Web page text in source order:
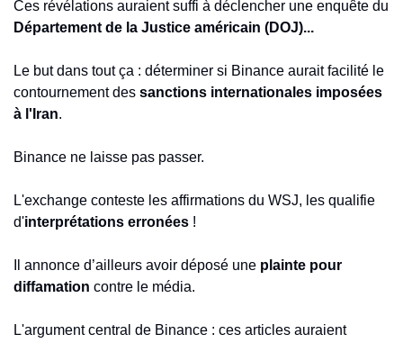
Département de la Justice américain (DOJ)...
Le but dans tout ça : déterminer si Binance aurait facilité le
contournement des sanctions internationales imposées
à l'Iran.
Binance ne laisse pas passer.
L'exchange conteste les affirmations du WSJ, les qualifie
d'interprétations erronées !
Il annonce d’ailleurs avoir déposé une plainte pour
diffamation contre le média.
L'argument central de Binance : ces articles auraient